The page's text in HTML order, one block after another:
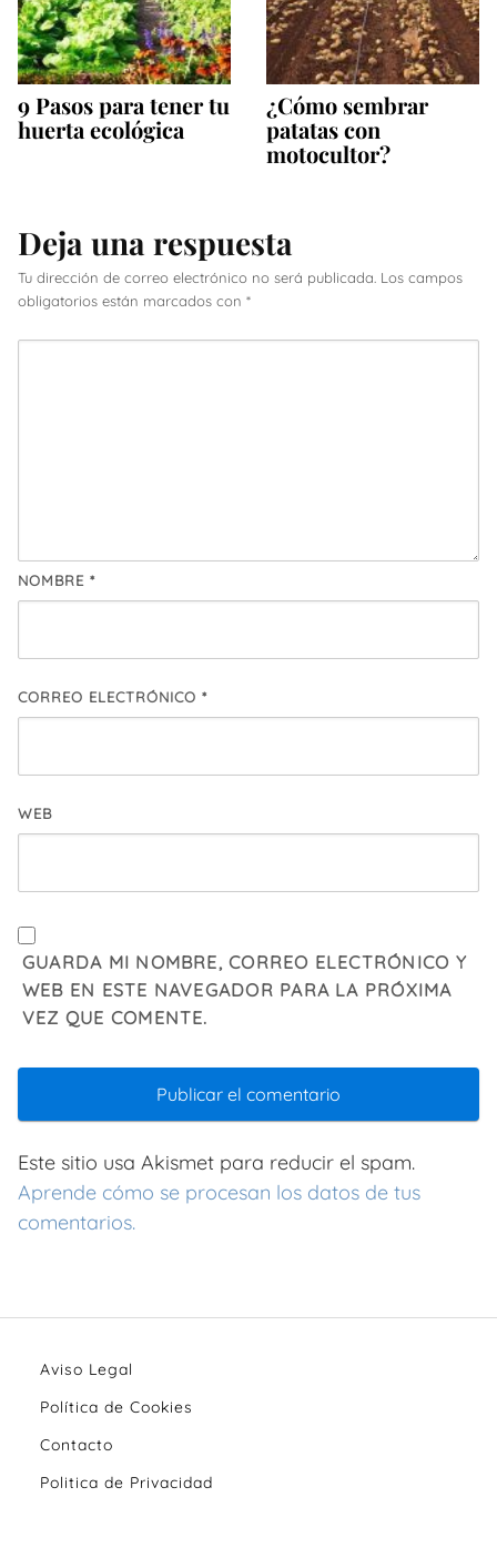
9 Pasos para tener tu
huerta ecológica
¿Cómo sembrar
patatas con
motocultor?
Deja una respuesta
Tu dirección de correo electrónico no será publicada. Los campos
obligatorios están marcados con *
NOMBRE *
CORREO ELECTRÓNICO *
WEB
GUARDA MI NOMBRE, CORREO ELECTRÓNICO Y
WEB EN ESTE NAVEGADOR PARA LA PRÓXIMA
VEZ QUE COMENTE.
Este sitio usa Akismet para reducir el spam.
Aprende cómo se procesan los datos de tus
comentarios.
Aviso Legal
Política de Cookies
Contacto
Politica de Privacidad